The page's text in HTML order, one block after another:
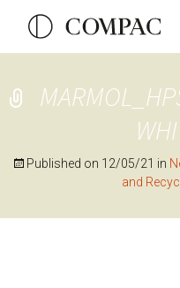
Published on 12/05/21 in
and